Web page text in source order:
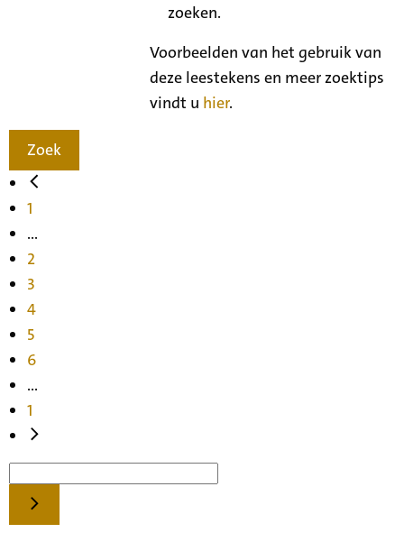
zoeken.
Voorbeelden van het gebruik van
deze leestekens en meer zoektips
vindt u hier.
Zoek
1
...
2
3
4
5
6
...
1